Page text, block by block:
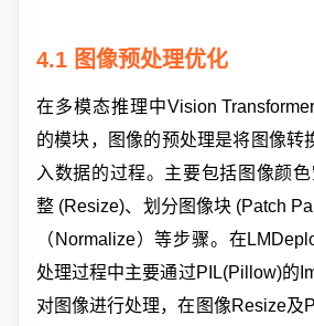
4.1 图像预处理优化
在多模态推理中Vision
的模块，图像的预处理是将图像转
入数据的过程。主要包括图像颜
整 (Resize)、划分图像块 (Patch
（Normalize）等步骤。在
处理过程中主要通过PIL(Pillow)的
对图像进行处理，在图像Resize及